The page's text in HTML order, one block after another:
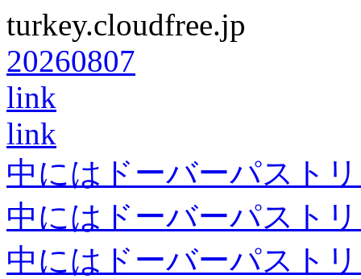
turkey.cloudfree.jp
20260807
link
link
中にはドーバーパスト
中にはドーバーパスト
中にはドーバーパスト